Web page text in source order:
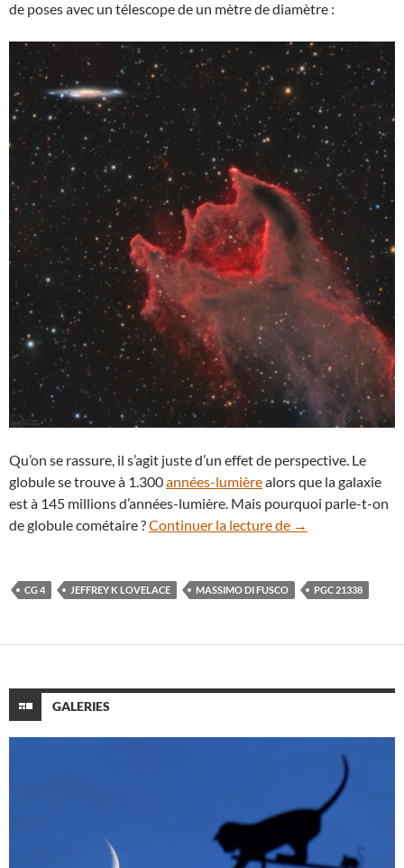
de poses avec un télescope de un mètre de diamètre :
Qu’on se rassure, il s’agit juste d’un effet de perspective. Le
globule se trouve à 1.300années-lumièrealors que la galaxie
est à 145 millions d’années-lumière. Mais pourquoi parle-t-on
de globule cométaire ?Continuer la lecture de CG 4, le globule
→
CG 4 JEFFREY K LOVELACE MASSIMO DI FUSCO PGC 21338
GALERIES